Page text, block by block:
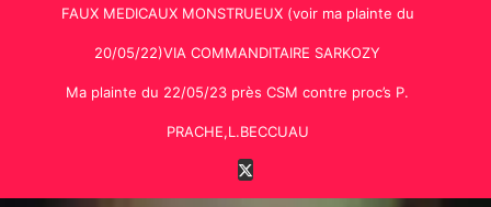
FAUX MEDICAUX MONSTRUEUX (voir ma plainte du
20/05/22)VIA COMMANDITAIRE SARKOZY
Ma plainte du 22/05/23 près CSM contre proc’s P.
PRACHE,L.BECCUAU